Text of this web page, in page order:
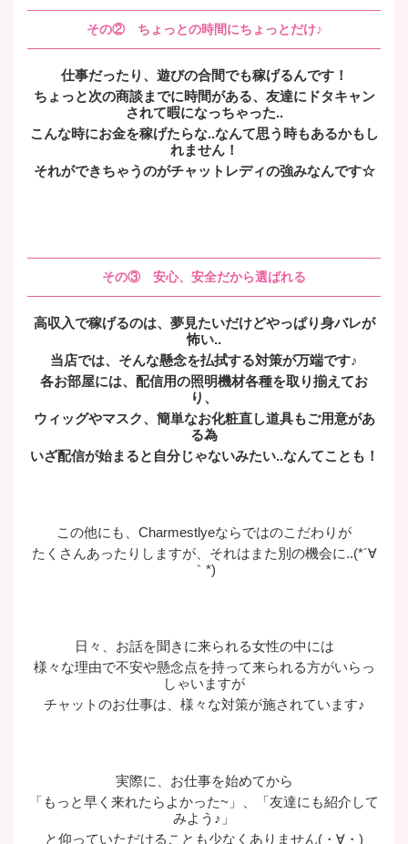
その② ちょっとの時間にちょっとだけ♪
仕事だったり、遊びの合間でも稼げるんです！
ちょっと次の商談までに時間がある、友達にドタキャン
されて暇になっちゃった..
こんな時にお金を稼げたらな..なんて思う時もあるかもし
れません！
それができちゃうのがチャットレディの強みなんです☆
その③ 安心、安全だから選ばれる
高収入で稼げるのは、夢見たいだけどやっぱり身バレが
怖い..
当店では、そんな懸念を払拭する対策が万端です♪
各お部屋には、配信用の照明機材各種を取り揃えてお
り、
ウィッグやマスク、簡単なお化粧直し道具もご用意があ
る為
いざ配信が始まると自分じゃないみたい..なんてことも！
この他にも、Charmestlyeならではのこだわりが
たくさんあったりしますが、それはまた別の機会に..(*´∀
｀*)
日々、お話を聞きに来られる女性の中には
様々な理由で不安や懸念点を持って来られる方がいらっ
しゃいますが
チャットのお仕事は、様々な対策が施されています♪
実際に、お仕事を始めてから
「もっと早く来れたらよかった~」、「友達にも紹介して
みよう♪」
と仰っていただけることも少なくありません(・∀・)